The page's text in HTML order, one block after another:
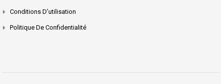
Conditions D’utilisation
Politique De Confidentialité